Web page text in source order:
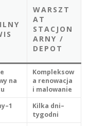
WARSZT
AT
STACJON
ARNY /
DEPOT
na
Kompleksow
a renowacja
i malowanie
Kilka dni–
tygodni